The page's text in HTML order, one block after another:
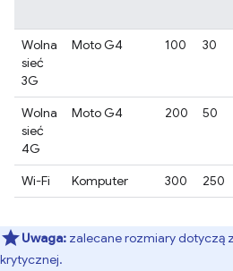
Wolna
sieć
3G
Moto G4 100 30
Wolna
sieć
4G
Moto G4 200 50
Wi-Fi Komputer 300 250
Uwaga: zalecane rozmiary dotyczą
krytycznej.